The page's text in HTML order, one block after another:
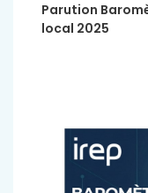
Parution
local 2025